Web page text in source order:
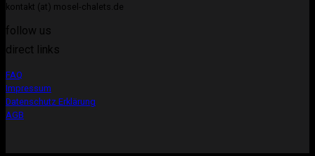
kontakt (at) mosel-chalets.de
follow us
direct links
FAQ
Impressum
Datenschutz Erklärung
AGB